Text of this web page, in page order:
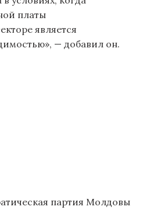
платы
является
— добавил он.
партия Молдовы